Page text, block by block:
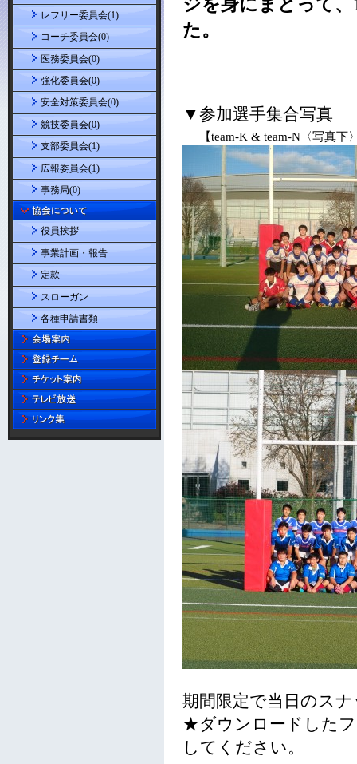
レフリー委員会(1)
コーチ委員会(0)
医務委員会(0)
強化委員会(0)
安全対策委員会(0)
競技委員会(0)
支部委員会(1)
広報委員会(1)
事務局(0)
役員挨拶
事業計画・報告
定款
スローガン
各種申請書類